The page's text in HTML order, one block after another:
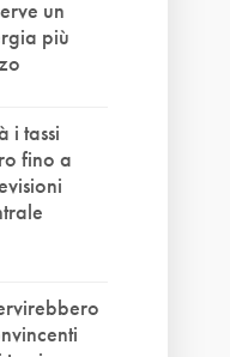
un
più
i tassi
fino a